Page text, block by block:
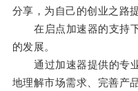
分享，为自己的创业之路
在启点加速器的支持下
的发展。
通过加速器提供的专业
地理解市场需求、完善产